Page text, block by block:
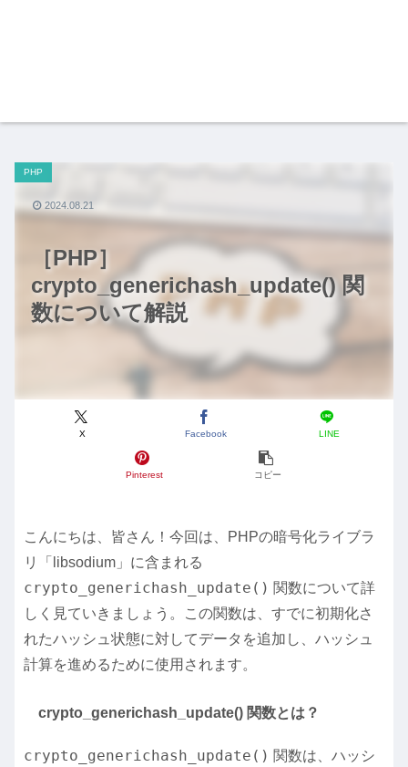
［PHP］
crypto_generichash_update() 関
数について解説
PHP
X Facebook LINE
Pinterest コピー
2024.08.21
こんにちは、皆さん！今回は、PHPの暗号化ライブラ
リ「libsodium」に含まれる
crypto_generichash_update() 関数について詳
しく見ていきましょう。この関数は、すでに初期化さ
れたハッシュ状態に対してデータを追加し、ハッシュ
計算を進めるために使用されます。
crypto_generichash_update() 関数とは？
crypto_generichash_update() 関数は、ハッシ